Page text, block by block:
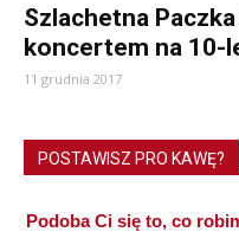
Szlachetna Paczka
koncertem na 10-
11 grudnia 2017
POSTAWISZ PRO KAWĘ?
Podoba Ci się to, co